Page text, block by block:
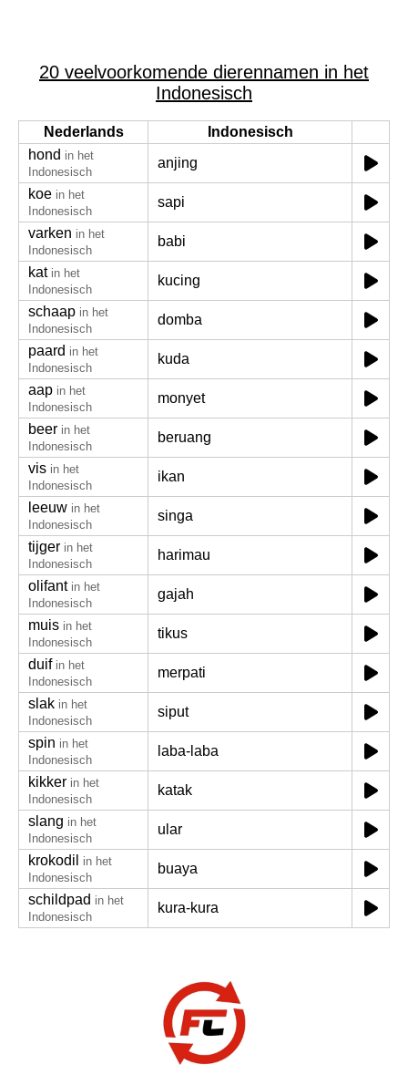
20 veelvoorkomende dierennamen in het
Indonesisch
Nederlands
Indonesisch
hond in het
Indonesisch
anjing
koe in het
Indonesisch
sapi
varken in het
Indonesisch
babi
kat in het
Indonesisch
kucing
schaap in het
Indonesisch
domba
paard in het
Indonesisch
kuda
aap in het
Indonesisch
monyet
beer in het
Indonesisch
beruang
vis in het
Indonesisch
ikan
leeuw in het
Indonesisch
singa
tijger in het
Indonesisch
harimau
olifant in het
Indonesisch
gajah
muis in het
Indonesisch
tikus
duif in het
Indonesisch
merpati
slak in het
Indonesisch
siput
spin in het
Indonesisch
laba-laba
kikker in het
Indonesisch
katak
slang in het
Indonesisch
ular
krokodil
in het
Indonesisch
buaya
schildpad in het
Indonesisch
kura-kura